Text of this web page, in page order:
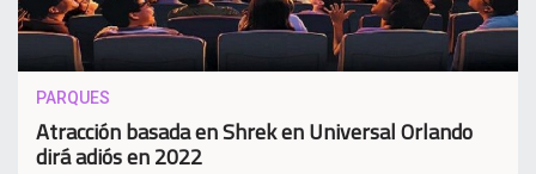
PARQUES
Atracción basada en Shrek en Universal Orlando
dirá adiós en 2022